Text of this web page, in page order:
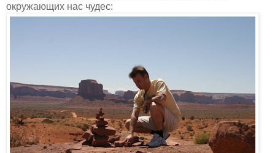
окружающих нас чудес: